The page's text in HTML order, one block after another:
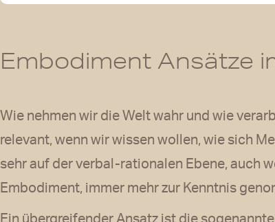
Embodiment Ansätze
Wie nehmen wir die Welt wahr und wie
relevant, wenn wir wissen wollen, wie sich
sehr auf der verbal-rationalen Ebene, auch
Embodiment, immer mehr zur Kenntnis
Ein übergreifender Ansatz ist die